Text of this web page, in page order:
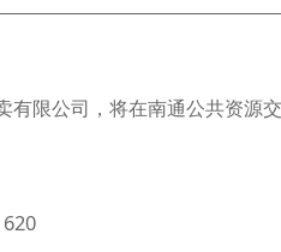
有限公司，将在南通公共资